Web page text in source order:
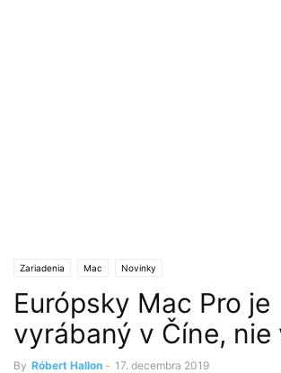
Zariadenia Mac Novinky
Európsky Mac Pro je
vyrábaný v Číne, nie
By Róbert Hallon - 17. decembra 2019